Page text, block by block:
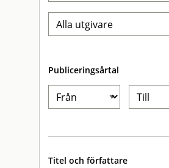
Publiceringsårtal
Titel och författare